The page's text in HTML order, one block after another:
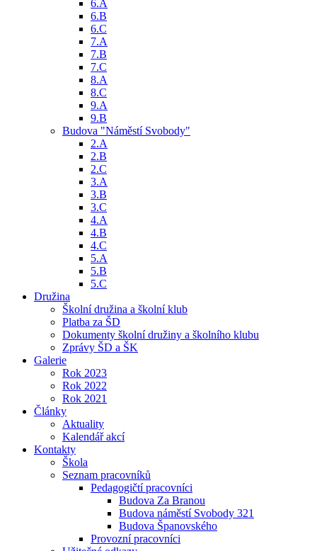
6.A
6.B
6.C
7.A
7.B
7.C
8.A
8.C
9.A
9.B
Budova "Náměstí Svobody"
2.A
2.B
2.C
3.A
3.B
3.C
4.A
4.B
4.C
5.A
5.B
5.C
Družina
Školní družina a školní klub
Platba za ŠD
Dokumenty školní družiny a školního klubu
Zprávy ŠD a ŠK
Galerie
Rok 2023
Rok 2022
Rok 2021
Články
Aktuality
Kalendář akcí
Kontakty
Škola
Seznam pracovníků
Pedagogičtí pracovníci
Budova Za Branou
Budova náměstí Svobody 321
Budova Španovského
Provozní pracovníci